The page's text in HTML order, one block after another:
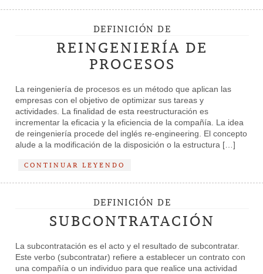
DEFINICIÓN DE
REINGENIERÍA DE
PROCESOS
La reingeniería de procesos es un método que aplican las
empresas con el objetivo de optimizar sus tareas y
actividades. La finalidad de esta reestructuración es
incrementar la eficacia y la eficiencia de la compañía. La idea
de reingeniería procede del inglés re-engineering. El concepto
alude a la modificación de la disposición o la estructura […]
CONTINUAR LEYENDO
DEFINICIÓN DE
SUBCONTRATACIÓN
La subcontratación es el acto y el resultado de subcontratar.
Este verbo (subcontratar) refiere a establecer un contrato con
una compañía o un individuo para que realice una actividad